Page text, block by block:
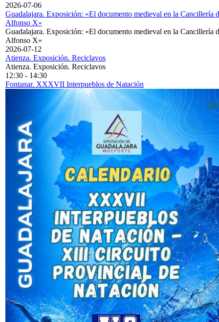
2026-07-06
Guadalajara. Exposición: «El documento medieval en la Cancillería
Alfonso X»
Guadalajara. Exposición: «El documento medieval en la Cancillería
Alfonso X»
2026-07-12
Atienza. Exposición. Reciclavos
Atienza. Exposición. Reciclavos
12:30 - 14:30
Fontanar. XXXVII Interpueblos de Natación